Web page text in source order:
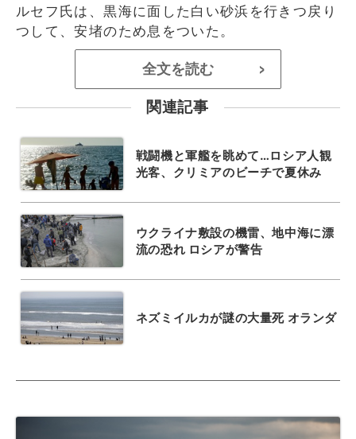
ルセフ氏は、黒海に面した白い砂浜を行きつ戻り
つして、安堵のため息をついた。
全文を読む >
関連記事
戦闘機と軍艦を眺めて…ロシア人観
光客、クリミアのビーチで夏休み
ウクライナ敷設の機雷、地中海に漂
流の恐れ ロシアが警告
ネズミイルカが謎の大量死 オランダ